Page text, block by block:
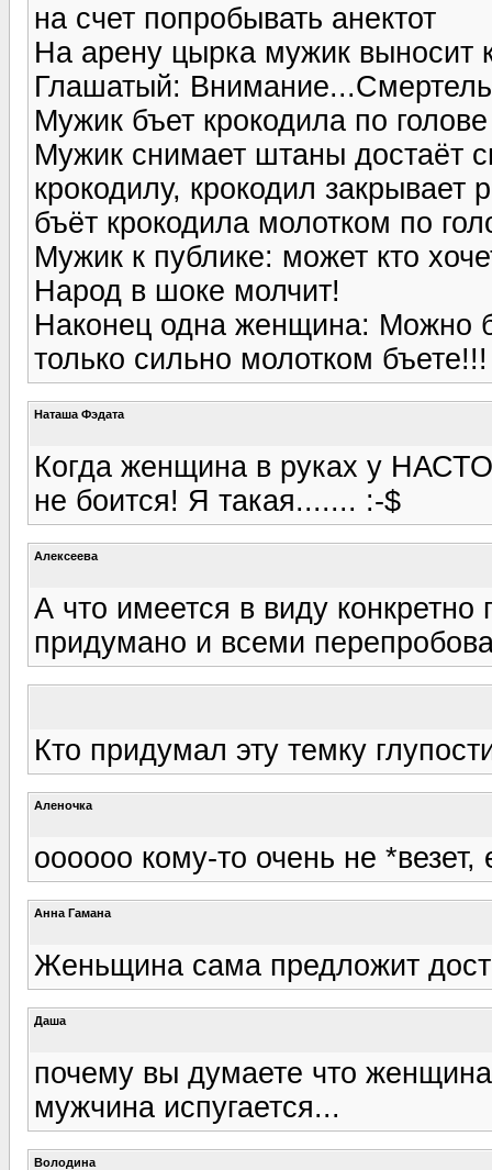
на счет попробывать анектот
На арену цырка мужик выносит
Глашатый:
Мужик бъет крокодила по
Мужик снимает штаны достаёт
крокодилу, крокодил
бъёт крокодила молотком по
Мужик к публике: может кто
Народ в шоке молчит!
Наконец одна женщина: Можно
только сильно молотком бъете!!!
Наташа Фэдата
Когда женщина в руках у
не боится! Я такая....... :-$
Алексеева
А что имеется в виду
придумано и всеми
Кто придумал эту темку
Аленочка
оооооо кому-то очень не
Анна Гамана
Женьщина сама предложит
Даша
почему вы думаете что
мужчина испугается...
Володина